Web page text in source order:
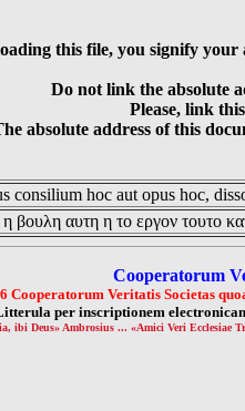
this file, you signify your
Do not link the absolute
Please, link
absolute address of this
consilium hoc aut opus hoc,
βουλη αυτη η το εργον τουτο
Cooperatorum
Cooperatorum Veritatis Societas
per inscriptionem
ibi Deus» Ambrosius ... «Amici Veri Ecclesiae